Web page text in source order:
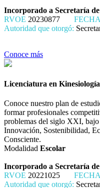
Incorporado a Secretaría
RVOE 20230877 FECHA
Autoridad que otorgó:
Conoce más
Licenciatura en
Conoce nuestro plan de
formar profesionales
problemas del siglo XXI, bajo
Innovación, Sostenibilidad,
Consciente.
Modalidad Escolar
Incorporado a Secretaría
RVOE 20221025 FECHA
Autoridad que otorgó: